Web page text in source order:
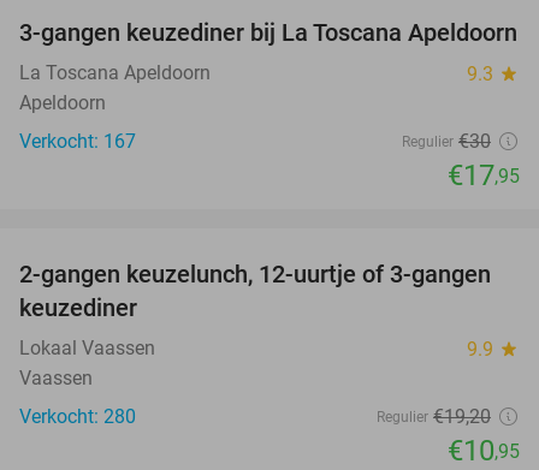
40%
3-gangen keuzediner bij La Toscana Apeldoorn
La Toscana Apeldoorn 9.3 star
Apeldoorn
Verkocht: 167
Regulier €30
€17,95
43%
2-gangen keuzelunch, 12-uurtje of 3-gangen
keuzediner
Lokaal Vaassen 9.9 star
Vaassen
Verkocht: 280
Regulier €19,20
€10,95